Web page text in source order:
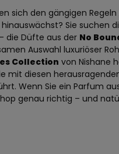
sich den gängigen
Sie suchen
die Düfte aus der No
Auswahl luxuriöser
Collection von Nishane
mit diesen
Wenn Sie ein Parfum
genau richtig – und